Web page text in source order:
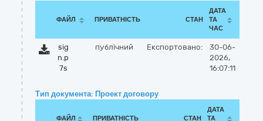
ФАЙЛ ПРИВАТНІСТЬ СТАН
ДАТА
ТА
ЧАС
sig
n.p
7s
публічний Експортовано:
30-06-
2026,
16:07:11
Тип документа: Проект договору
ФАЙЛ ПРИВАТНІСТЬ СТАН
ДАТА
ТА